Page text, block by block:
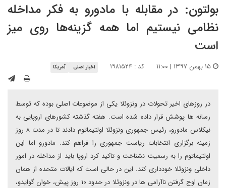
بولتون: در مقابله با مادورو به فکر مداخله
نظامی نیستیم اما همه گزینه‌ها روی میز
است
کد : ۱۹۸۱۵۲۴ اخبار اصلی آمریکا
در روزهای اخیر تحولات در ونزوئلا یکی از موضوعات اصلی بوده که توسط
رسانه ها پوشش قرار داده شده است. هفته گذشته کشورهای اروپایی به
نیکلاس مادورو، رئیس جمهوری ونزوئلا اولتیماتوم دادند تا در مدت ۸ روز
زمینه برگزاری انتخابات ریاست جمهوری را فراهم کند. مادورو اما این
اولتیماتوم را به رسمیت نشناخت و تاکید کرد اروپا باید از مداخله در امور
داخلی ونزوئلا خودداری کند. این در حالی است که ایالات متحده از همان
زمان اوج گرفتن ناآرامی ها در ونزوئلا در حدود ۱۰ روز پیش، خوان گوایدو،